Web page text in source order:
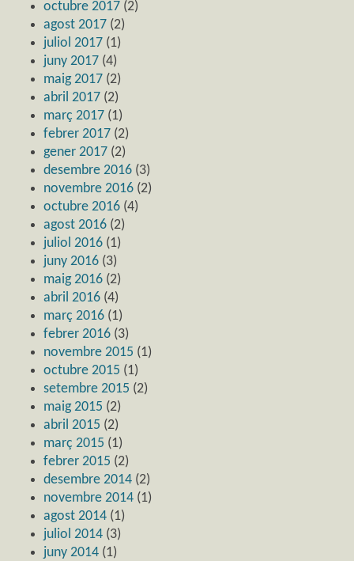
octubre 2017 (2)
agost 2017 (2)
juliol 2017 (1)
juny 2017 (4)
maig 2017 (2)
abril 2017 (2)
març 2017 (1)
febrer 2017 (2)
gener 2017 (2)
desembre 2016 (3)
novembre 2016 (2)
octubre 2016 (4)
agost 2016 (2)
juliol 2016 (1)
juny 2016 (3)
maig 2016 (2)
abril 2016 (4)
març 2016 (1)
febrer 2016 (3)
novembre 2015 (1)
octubre 2015 (1)
setembre 2015 (2)
maig 2015 (2)
abril 2015 (2)
març 2015 (1)
febrer 2015 (2)
desembre 2014 (2)
novembre 2014 (1)
agost 2014 (1)
juliol 2014 (3)
juny 2014 (1)